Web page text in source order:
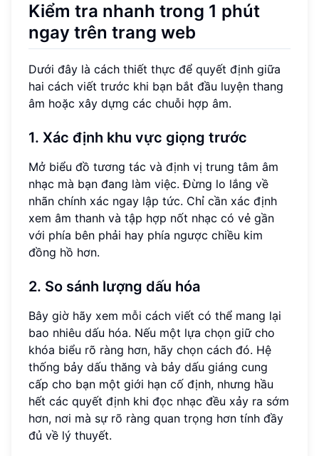
Kiểm tra nhanh trong 1 phút
ngay trên trang web
Dưới đây là cách thiết thực để quyết định giữa
hai cách viết trước khi bạn bắt đầu luyện thang
âm hoặc xây dựng các chuỗi hợp âm.
1. Xác định khu vực giọng trước
Mở biểu đồ tương tác và định vị trung tâm âm
nhạc mà bạn đang làm việc. Đừng lo lắng về
nhãn chính xác ngay lập tức. Chỉ cần xác định
xem âm thanh và tập hợp nốt nhạc có vẻ gần
với phía bên phải hay phía ngược chiều kim
đồng hồ hơn.
2. So sánh lượng dấu hóa
Bây giờ hãy xem mỗi cách viết có thể mang lại
bao nhiêu dấu hóa. Nếu một lựa chọn giữ cho
khóa biểu rõ ràng hơn, hãy chọn cách đó. Hệ
thống bảy dấu thăng và bảy dấu giáng cung
cấp cho bạn một giới hạn cố định, nhưng hầu
hết các quyết định khi đọc nhạc đều xảy ra sớm
hơn, nơi mà sự rõ ràng quan trọng hơn tính đầy
đủ về lý thuyết.